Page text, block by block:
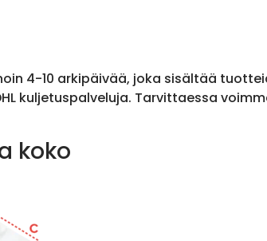
4-10 arkipäivää, joka sisältää
kuljetuspalveluja. Tarvittaessa
koko